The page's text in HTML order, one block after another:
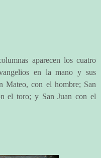
aparecen los cuatro
en la mano y sus
Mateo, con el hombre; San
el toro; y San Juan con el